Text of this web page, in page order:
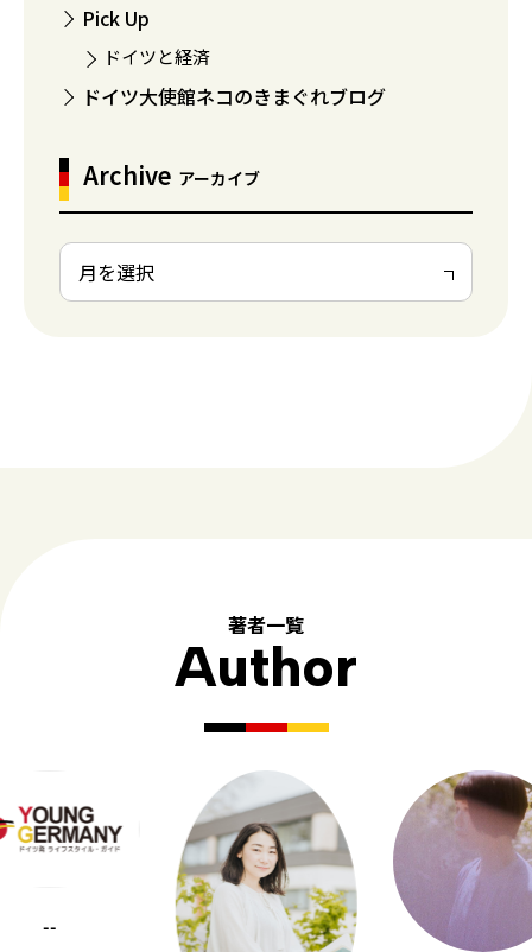
Pick Up
ドイツと経済
ドイツ大使館ネコのきまぐれブログ
Archive アーカイブ
著者一覧
Author
--